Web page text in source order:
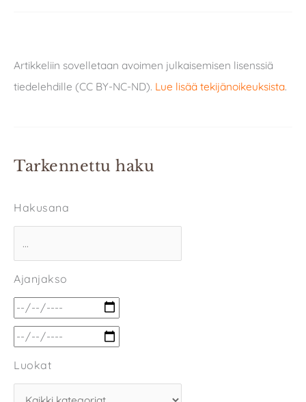
Artikkeliin sovelletaan avoimen julkaisemisen lisenssiä
tiedelehdille (CC BY-NC-ND). Lue lisää tekijänoikeuksista.
Tarkennettu haku
Hakusana
Ajanjakso
Luokat